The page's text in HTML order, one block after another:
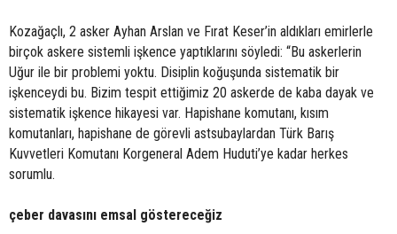
Kozağaçlı, 2 asker Ayhan Arslan ve Fırat Keser’in aldıkları emirlerle
birçok askere sistemli işkence yaptıklarını söyledi: “Bu askerlerin
Uğur ile bir problemi yoktu. Disiplin koğuşunda sistematik bir
işkenceydi bu. Bizim tespit ettiğimiz 20 askerde de kaba dayak ve
sistematik işkence hikayesi var. Hapishane komutanı, kısım
komutanları, hapishane de görevli astsubaylardan Türk Barış
Kuvvetleri Komutanı Korgeneral Adem Huduti’ye kadar herkes
sorumlu.
çeber davasını emsal göstereceğiz